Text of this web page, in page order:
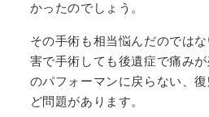
かったのでしょう。
その手術も相当悩んだのでは
害で手術しても後遺症で痛み
のパフォーマンに戻らない、
ど問題があります。